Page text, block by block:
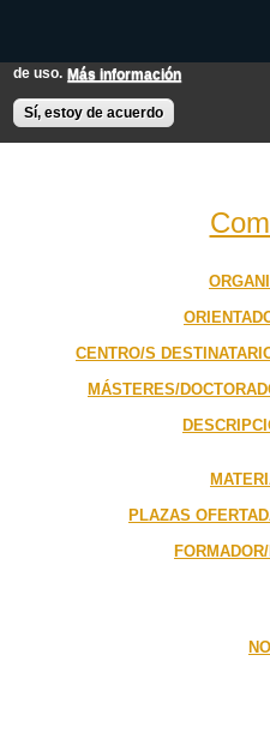
Esta web utiliza cookies para
de uso. Más información
Sí, estoy de acuerdo
principal
EXPON@us.es
PÁGINA PRINCIPAL
BÚSQUEDA
CENTRO/S
MÁSTERES/
PLAZAS